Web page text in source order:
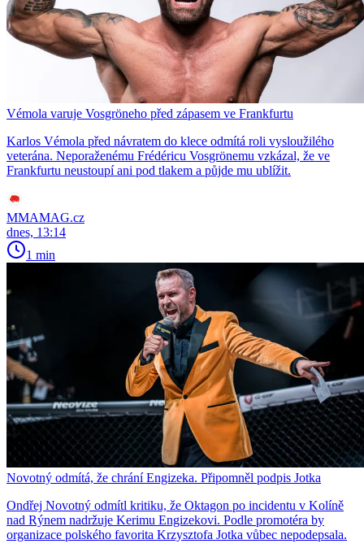
Vémola varuje Vosgröneho před zápasem ve Frankfurtu
Karlos Vémola před návratem do klece odmítá roli vysloužilého
veterána. Neporaženému Frédéricu Vosgrönemu vzkázal, že ve
Frankfurtu neustoupí ani pod tlakem a půjde mu ublížit.
MMAMAG.cz
dnes, 13:14
1 min
Novotný odmítá, že chrání Engizeka. Připomněl podpis Jotka
Ondřej Novotný odmítl kritiku, že Oktagon po incidentu v Kolíně
nad Rýnem nadržuje Kerimu Engizekovi. Podle promotéra by
organizace polského favorita Krzysztofa Jotka vůbec nepodepsala.